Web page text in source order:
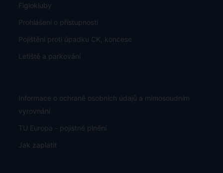
Figlokluby
Prohlášení o přístupnosti
Pojištění proti úpadku CK, koncese
Letiště a parkování
Informace o ochraně osobních údajů a mimosoudním
vyrovnání
TU Europa - pojistné plnění
Jak zaplatit